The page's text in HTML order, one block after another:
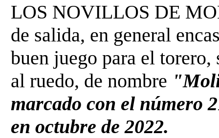
LOS NOVILLOS DE
de salida, en general
buen juego para el
al ruedo, de nombre
marcado con el número
en octubre de 2022.